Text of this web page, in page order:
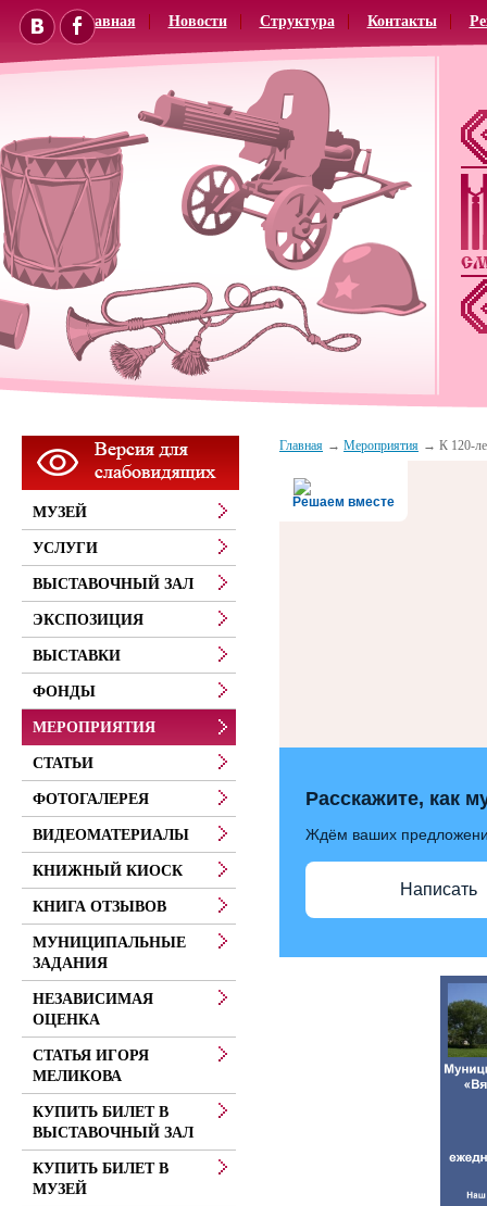
Главная Новости Структура Контакты
Главная Мероприятия К 120-
Решаем вместе
Расскажите, как
Ждём ваших
Написать
МУЗЕЙ
УСЛУГИ
ВЫСТАВОЧНЫЙ ЗАЛ
ЭКСПОЗИЦИЯ
ВЫСТАВКИ
ФОНДЫ
МЕРОПРИЯТИЯ
СТАТЬИ
ФОТОГАЛЕРЕЯ
ВИДЕОМАТЕРИАЛЫ
КНИЖНЫЙ КИОСК
КНИГА ОТЗЫВОВ
МУНИЦИПАЛЬНЫЕ
ЗАДАНИЯ
НЕЗАВИСИМАЯ
ОЦЕНКА
СТАТЬЯ ИГОРЯ
МЕЛИКОВА
КУПИТЬ БИЛЕТ В
ВЫСТАВОЧНЫЙ ЗАЛ
КУПИТЬ БИЛЕТ В
МУЗЕЙ